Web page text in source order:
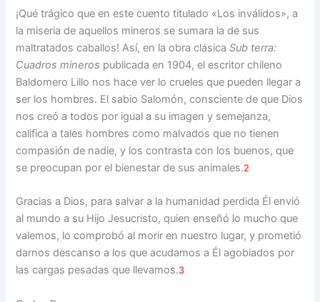
¡Qué trágico que en este cuento titulado «Los inválidos», a
la miseria de aquellos mineros se sumara la de sus
maltratados caballos! Así, en la obra clásicaSub terra:
Cuadros mineros publicada en 1904, el escritor chileno
Baldomero Lillo nos hace ver lo crueles que pueden llegar a
ser los hombres. El sabio Salomón, consciente de que Dios
nos creó a todos por igual a su imagen y semejanza,
califica a tales hombres como malvados que no tienen
compasión de nadie, y los contrasta con los buenos, que
se preocupan por el bienestar de sus animales.2
Gracias a Dios, para salvar a la humanidad perdida Él envió
al mundo a su Hijo Jesucristo, quien enseñó lo mucho que
valemos, lo comprobó al morir en nuestro lugar, y prometió
darnos descanso a los que acudamos a Él agobiados por
las cargas pesadas que llevamos.3